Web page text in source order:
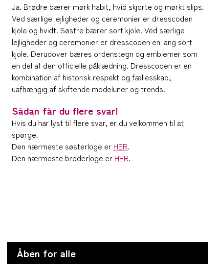
Ja. Brødre bærer mørk habit, hvid skjorte og mørkt slips.
Ved særlige lejligheder og ceremonier er dresscoden
kjole og hvidt. Søstre bærer sort kjole. Ved særlige
lejligheder og ceremonier er dresscoden en lang sort
kjole. Derudover bæres ordenstegn og emblemer som
en del af den officielle påklædning. Dresscoden er en
kombination af historisk respekt og fællesskab,
uafhængig af skiftende modeluner og trends.
Sådan får du flere svar!
Hvis du har lyst til flere svar, er du velkommen til at
spørge.
Den nærmeste søsterloge er HER.
Den nærmeste broderloge er HER.
Åben for alle